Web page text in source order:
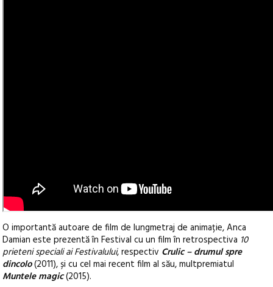
O importantă autoare de film de lungmetraj de animație, Anca
Damian este prezentă în Festival cu un film în retrospectiva 10
prieteni speciali ai Festivalului, respectiv Crulic – drumul spre
dincolo(2011), și cu cel mai recent film al său, multpremiatul
Muntele magic(2015).